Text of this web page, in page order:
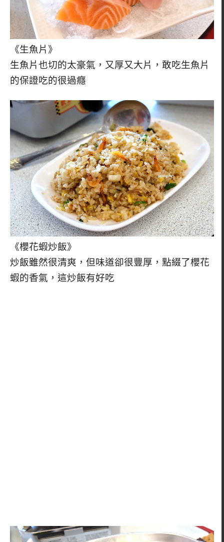
《生魚片》
生魚片也切的太豪氣，又厚又大片，敢吃生魚片
的保證吃的很過癮
《櫻花蝦炒飯》
炒飯雖然很清爽，但味道卻很豐厚，點綴了櫻花
蝦的香氣，這炒飯有好吃